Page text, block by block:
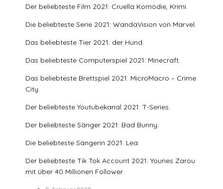
Der beliebteste Film 2021: Cruella Komödie, Krimi.
Die beliebteste Serie 2021: WandaVision von Marvel.
Das beliebteste Tier 2021: der Hund.
Das beliebteste Computerspiel 2021: Minecraft.
Das beliebteste Brettspiel 2021: MicroMacro – Crime
City.
Der beliebteste Youtubekanal 2021: T-Series.
Der beliebteste Sänger 2021: Bad Bunny.
Die beliebteste Sängerin 2021: Lea.
Der beliebteste Tik Tok Account 2021: Younes Zarou
mit über 40 Millionen Follower.